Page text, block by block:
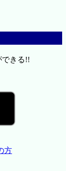
できる!!
方